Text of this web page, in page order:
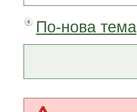
По-нова тема